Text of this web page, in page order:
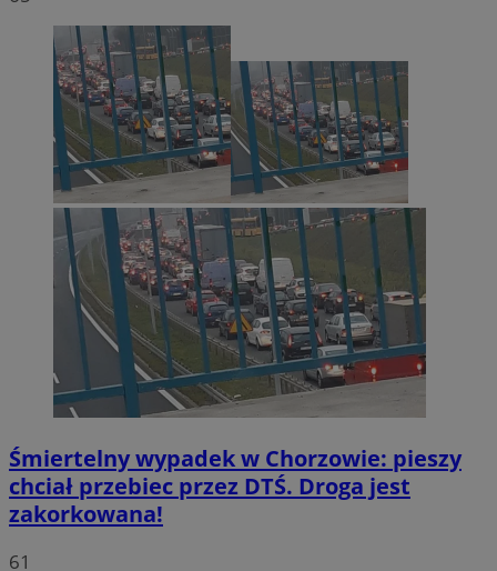
Śmiertelny wypadek w Chorzowie: pieszy
chciał przebiec przez DTŚ. Droga jest
zakorkowana!
61